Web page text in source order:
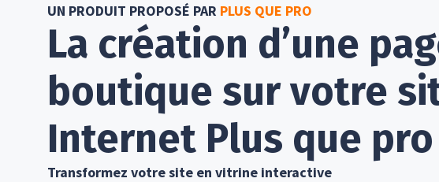
UN PRODUIT PROPOSÉ PAR PLUS QUE PRO
La création d’une
boutique sur votre
Internet Plus que pro
Transformez votre site en vitrine interactive